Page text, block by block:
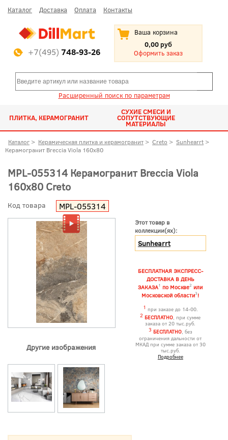
Каталог Доставка Оплата Контакты
+7(495) 748-93-26
Ваша корзина
0,00 руб
Оформить заказ
Расширенный поиск по параметрам
ПЛИТКА, КЕРАМОГРАНИТ
СУХИЕ СМЕСИ И
СОПУТСТВУЮЩИЕ
МАТЕРИАЛЫ
Каталог > Керамическая плитка и керамогранит > Creto > Sunhearrt >
Керамогранит Breccia Viola 160x80
MPL-055314 Керамогранит Breccia Viola
160x80 Creto
Код товара MPL-055314
Другие изображения
Этот товар в
коллекции(ях):
Sunhearrt
БЕСПЛАТНАЯ ЭКСПРЕСС-
ДОСТАВКА В ДЕНЬ
ЗАКАЗА1 по Москве2 или
Московской области3!
1 при заказе до 14-00.
2 БЕСПЛАТНО, при сумме
заказа от 20 тыс.руб.
3 БЕСПЛАТНО, без
ограничения дальности от
МКАД при сумме заказа от 30
тыс.руб.
Подробнее